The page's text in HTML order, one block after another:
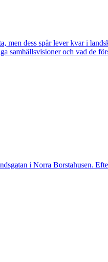
men dess spår lever kvar i
samhällsvisioner och vad de
i Norra Borstahusen.